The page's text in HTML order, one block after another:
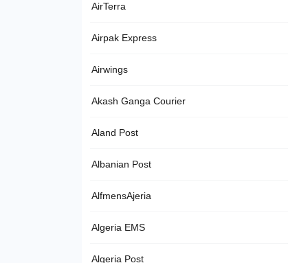
AirTerra
Airpak Express
Airwings
Akash Ganga Courier
Aland Post
Albanian Post
AlfmensAjeria
Algeria EMS
Algeria Post